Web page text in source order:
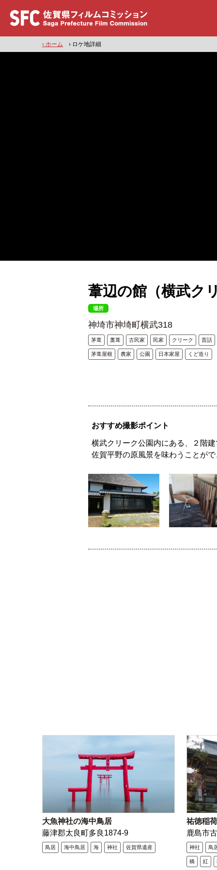
› ホーム › ロケ地詳細
葦辺の館（横武ク
場所
神埼市神埼町横武318
茅葺 藁葺 古民家 民家 クリーク 昔話
茅葺屋根 農家 公園 日本家屋 くど造り
おすすめ撮影ポイント
横武クリーク公園内にある、２階
佐賀平野の原風景を味わうことが
大魚神社の海中鳥居
藤津郡太良町多良1874-9
鳥居 海中鳥居 海 神社 佐賀県遺産
祐徳稲
鹿島市
神社 鳥
橋 紅